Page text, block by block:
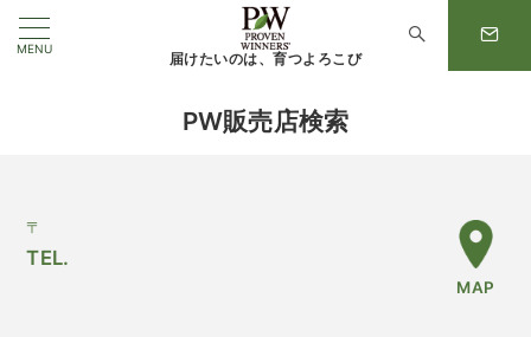
MENU
届けたいのは、育つよろこび
PW販売店検索
〒
TEL.
MAP